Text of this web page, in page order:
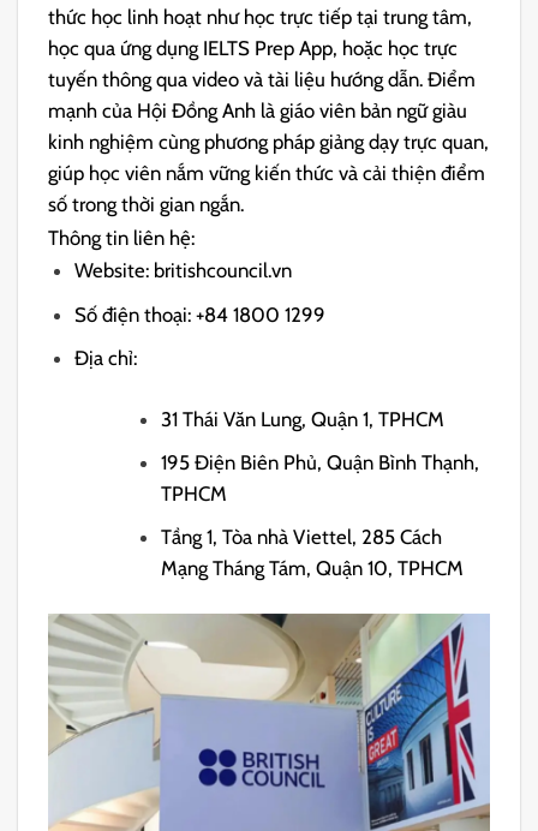
thức học linh hoạt như học trực tiếp tại trung tâm,
học qua ứng dụng IELTS Prep App, hoặc học trực
tuyến thông qua video và tài liệu hướng dẫn. Điểm
mạnh của Hội Đồng Anh là giáo viên bản ngữ giàu
kinh nghiệm cùng phương pháp giảng dạy trực quan,
giúp học viên nắm vững kiến thức và cải thiện điểm
số trong thời gian ngắn.
Thông tin liên hệ:
Website: britishcouncil.vn
Số điện thoại: +84 1800 1299
Địa chỉ:
31 Thái Văn Lung, Quận 1, TPHCM
195 Điện Biên Phủ, Quận Bình Thạnh,
TPHCM
Tầng 1, Tòa nhà Viettel, 285 Cách
Mạng Tháng Tám, Quận 10, TPHCM